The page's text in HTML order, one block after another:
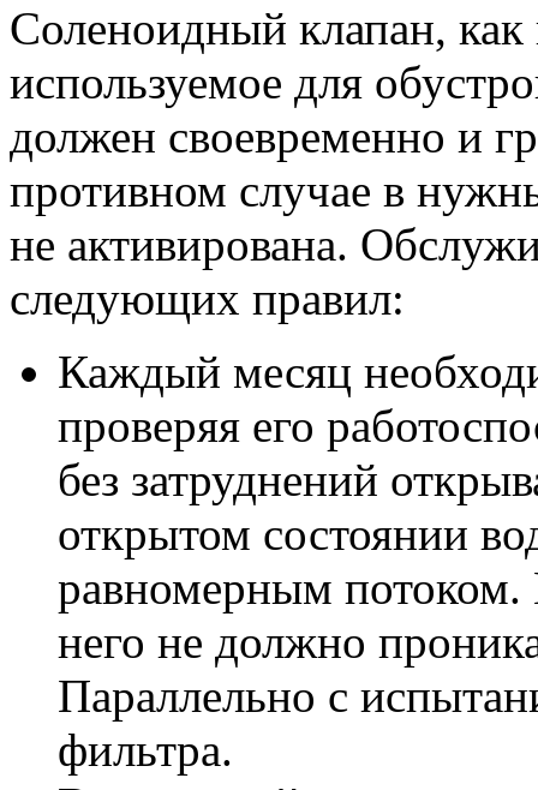
Соленоидный клапан,
используемое для
должен своевременно и
противном случае в
не активирована.
следующих правил:
Каждый месяц
проверяя его
без затруднений
открытом состоянии
равномерным потоком.
него не должно
Параллельно с
фильтра.